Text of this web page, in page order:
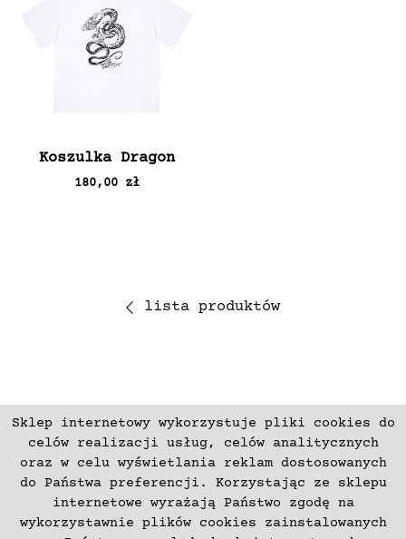
Sklep internetowy wykorzystuje pliki cookies do
celów realizacji usług, celów analitycznych
oraz w celu wyświetlania reklam dostosowanych
do Państwa preferencji. Korzystając ze sklepu
internetowe wyrażają Państwo zgodę na
wykorzystawnie plików cookies zainstalowanych
Koszulka Dragon
180,00 zł
lista produktów
ZAPISZ SIĘ
Płatności
Regulamin
Zwroty i Reklamacje
Kontakt